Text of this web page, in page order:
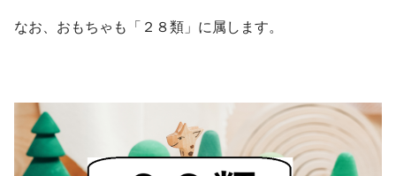
なお、おもちゃも「２８類」に属します。